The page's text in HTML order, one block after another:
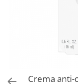
Crema anti-